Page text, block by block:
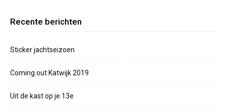
Recente berichten
Sticker jachtseizoen
Coming out Katwijk 2019
Uit de kast op je 13e